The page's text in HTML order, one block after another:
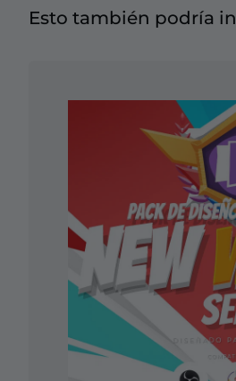
Esto también podría